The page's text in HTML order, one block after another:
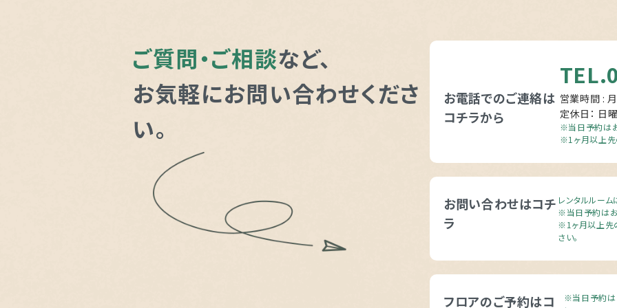
ご質問・ご相談など、
お気軽にお問い合わせくださ
い。
お電話でのご連絡は
コチラから
営業時間 :
定休日： 日
※当日予約は
※1ヶ月以上先
お問い合わせはコチ
ラ
レンタルルーム
※当日予約はお
※1ヶ月以上先
さい。
フロアのご予約はコ
※当日予約は